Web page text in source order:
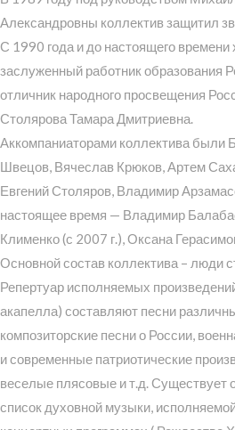
Александровны коллектив защитил
С 1990 года и до настоящего времени
заслуженный работник образования
отличник народного просвещения
Столярова Тамара Дмитриевна.
Аккомпаниаторами коллектива были
Швецов, Вячеслав Крюков, Артем
Евгений Столяров, Владимир
настоящее время — Владимир
Клименко (с 2007 г.), Оксана
Основной состав коллектива – люди
Репертуар исполняемых
акапелла) составляют песни
композиторские песни о России,
и современные патриотические
веселые плясовые и т.д. Существует
список духовной музыки,